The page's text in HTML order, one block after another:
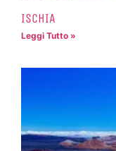
ISCHIA
Leggi Tutto »